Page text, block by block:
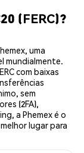
(FERC)?
uma
mundialmente.
com baixas
sem
(2FA),
a Phemex é o
lugar para